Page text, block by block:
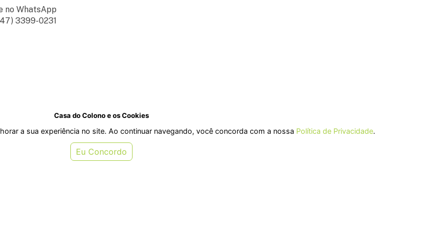
Casa do Colono e os Cookies
a sua experiência no site. Ao continuar navegando, você concorda com a nossa Política de Privacidade.
Eu Concordo
no WhatsApp
3399-0231